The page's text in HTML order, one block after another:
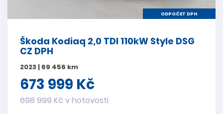
ODPOČET DPH
Škoda Kodiaq 2,0 TDI 110kW Style DSG
CZ DPH
2023 | 69 456 km
673 999 Kč
698 999 Kč v hotovosti